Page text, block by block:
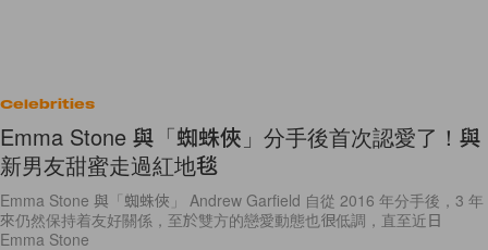
Celebrities
Emma Stone 與「蜘蛛俠」分手後首次認愛了！與
新男友甜蜜走過紅地毯
Emma Stone 與「蜘蛛俠」 Andrew Garfield 自從 2016 年分手後，3 年
來仍然保持着友好關係，至於雙方的戀愛動態也很低調，直至近日
Emma Stone